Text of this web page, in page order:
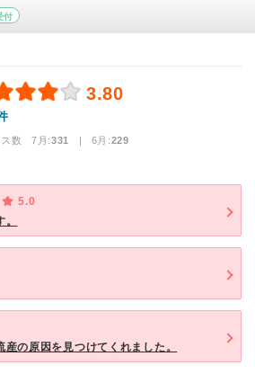
付
3.80
ス数 7月:331 | 6月:229
5.0
の原因を見つけてくれました。